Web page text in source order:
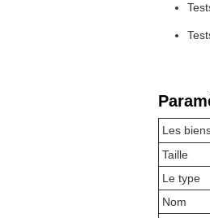
Les
Taille
Le type
Nom